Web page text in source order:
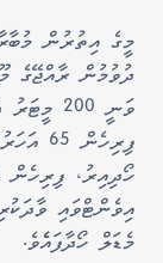
ދުވުމުން ރާއްޖޭގެ
ވަނީ
އިވެންޓްވައި
މެޑަލް ހޯދާފައެެވެ.